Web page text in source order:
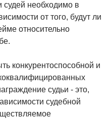
судей необходимо в
от того, будут ли
относительно
конкурентоспособной и
судьи - это,
судебной